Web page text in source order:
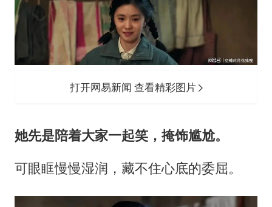
打开网易新闻 查看精彩图片
她先是陪着大家一起笑，掩饰尴尬。
可眼眶慢慢湿润，藏不住心底的委屈。